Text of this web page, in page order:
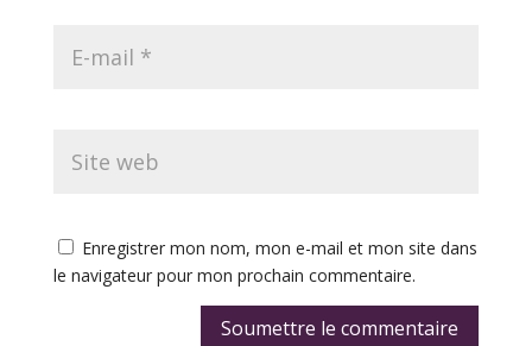
Enregistrer mon nom, mon e-mail et mon site dans
le navigateur pour mon prochain commentaire.
Soumettre le commentaire